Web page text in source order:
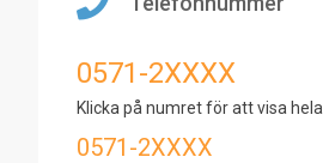
0571-2XXXX
Klicka på numret för att visa hela
0571-2XXXX